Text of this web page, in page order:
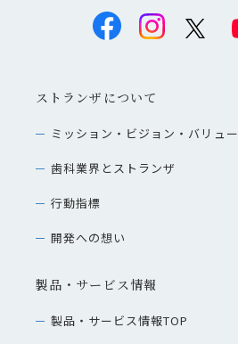
ストランザについて
ミッション・ビジョン・バリュー
歯科業界とストランザ
行動指標
開発への想い
製品・サービス情報
製品・サービス情報TOP